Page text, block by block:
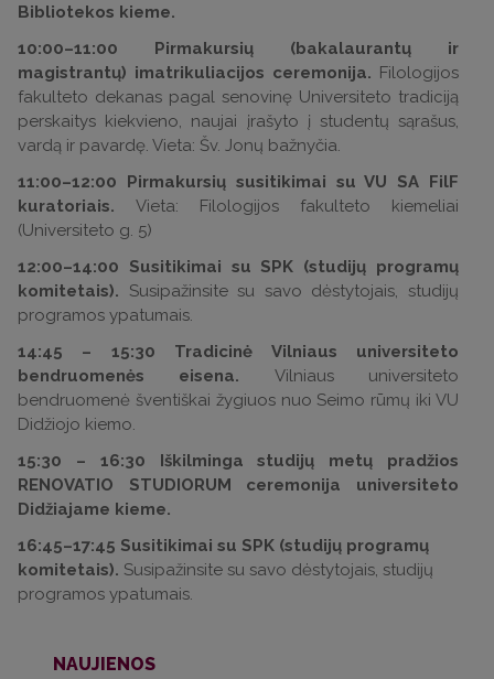
Bibliotekos kieme.
10:00–11:00 Pirmakursių (bakalaurantų ir
magistrantų) imatrikuliacijos ceremonija. Filologijos
fakulteto dekanas pagal senovinę Universiteto tradiciją
perskaitys kiekvieno, naujai įrašyto į studentų sąrašus,
vardą ir pavardę. Vieta: Šv. Jonų bažnyčia.
11:00–12:00 Pirmakursių susitikimai su VU SA FilF
kuratoriais. Vieta: Filologijos fakulteto kiemeliai
(Universiteto g. 5)
12:00–14:00 Susitikimai su SPK (studijų programų
komitetais). Susipažinsite su savo dėstytojais, studijų
programos ypatumais.
14:45 – 15:30 Tradicinė Vilniaus universiteto
bendruomenės eisena. Vilniaus universiteto
bendruomenė šventiškai žygiuos nuo Seimo rūmų iki VU
Didžiojo kiemo.
15:30 – 16:30 Iškilminga studijų metų pradžios
RENOVATIO STUDIORUM ceremonija universiteto
Didžiajame kieme.
16:45–17:45 Susitikimai su SPK (studijų programų
komitetais). Susipažinsite su savo dėstytojais, studijų
programos ypatumais.
NAUJIENOS